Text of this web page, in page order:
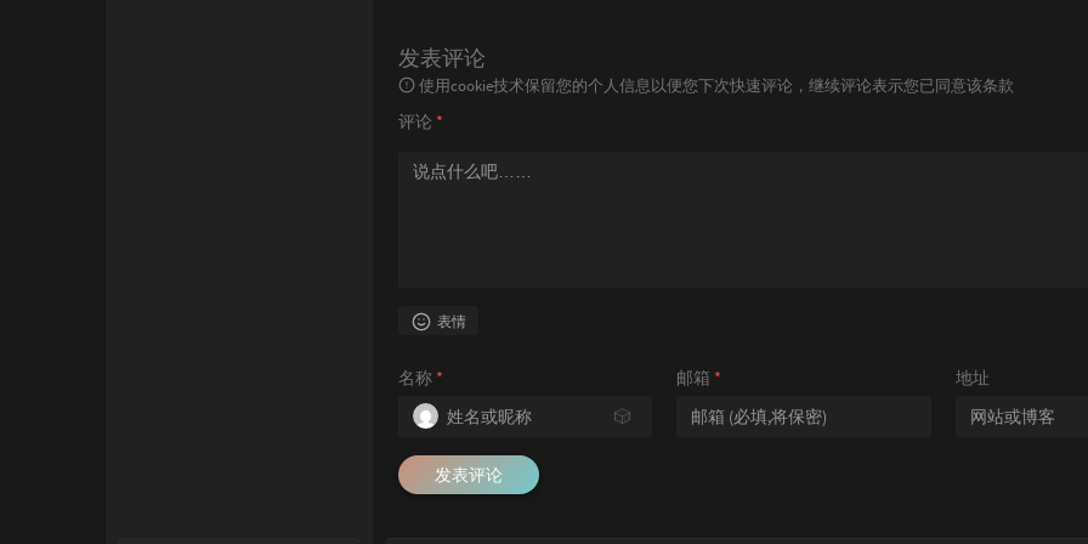
发表评论
使用cookie技术保留您的个人信息以便您下次快速评论，继续评论表示您已同意该条款
评论 *
表情
名称 *
🎲
邮箱 * 地址
发表评论